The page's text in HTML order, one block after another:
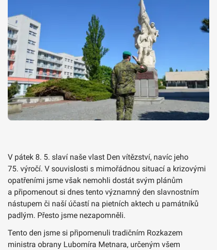
V pátek 8. 5. slaví naše vlast Den vítězství, navíc jeho
75. výročí. V souvislosti s mimořádnou situací a krizovými
opatřeními jsme však nemohli dostát svým plánům
a připomenout si dnes tento významný den slavnostním
nástupem či naší účastí na pietních aktech u památníků
padlým. Přesto jsme nezapomněli.
Tento den jsme si připomenuli tradičním Rozkazem
ministra obrany Lubomíra Metnara, určeným všem